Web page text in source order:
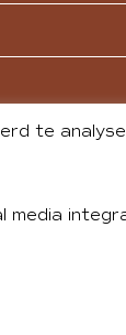
te
media